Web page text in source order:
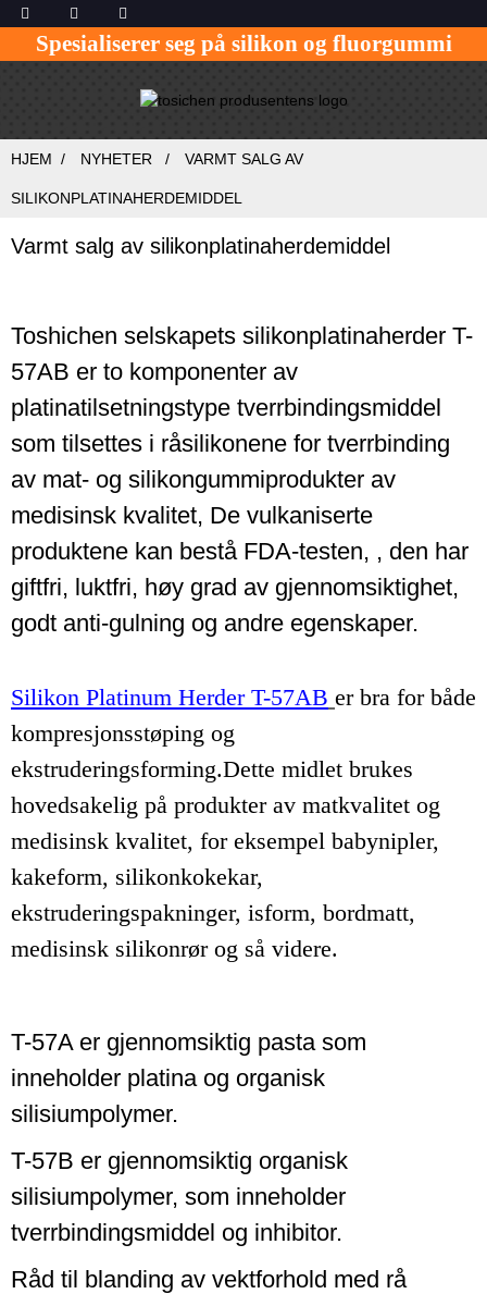
Spesialiserer seg på silikon og fluorgummi
HJEM NYHETER VARMT SALG AV
SILIKONPLATINAHERDEMIDDEL
Varmt salg av silikonplatinaherdemiddel
Toshichen selskapets silikonplatinaherder T-
57AB er to komponenter av
platinatilsetningstype tverrbindingsmiddel
som tilsettes i råsilikonene for tverrbinding
av mat- og silikongummiprodukter av
medisinsk kvalitet, De vulkaniserte
produktene kan bestå FDA-testen, , den har
giftfri, luktfri, høy grad av gjennomsiktighet,
godt anti-gulning og andre egenskaper.
Silikon Platinum Herder T-57AB er bra for både
kompresjonsstøping og
ekstruderingsforming.Dette midlet brukes
hovedsakelig på produkter av matkvalitet og
medisinsk kvalitet, for eksempel babynipler,
kakeform, silikonkokekar,
ekstruderingspakninger, isform, bordmatt,
medisinsk silikonrør og så videre.
T-57A er gjennomsiktig pasta som
inneholder platina og organisk
silisiumpolymer.
T-57B er gjennomsiktig organisk
silisiumpolymer, som inneholder
tverrbindingsmiddel og inhibitor.
Råd til blanding av vektforhold med rå